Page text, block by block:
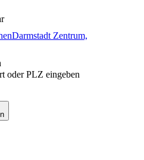
Darmstadt Zentrum,
oder PLZ eingeben